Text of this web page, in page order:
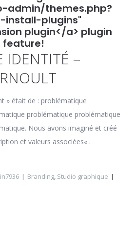
admin/themes.php?
plugins"
plugin</a> plugin
feature!
IDENTITÉ –
» était de : problématique
problématique problématique
Nous avons imaginé et créé
et valeurs associées« .
Branding, Studio graphique